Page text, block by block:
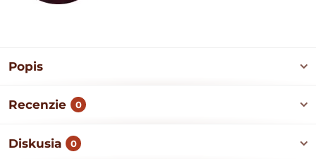
Popis
Recenzie 0
Diskusia 0